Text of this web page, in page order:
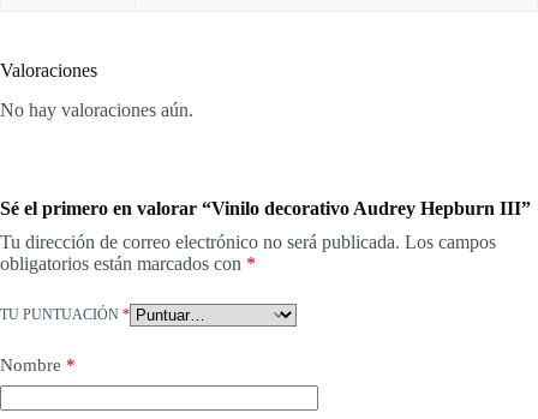
Valoraciones
No hay valoraciones aún.
Sé el primero en valorar “Vinilo decorativo Audrey Hepburn III”
Tu dirección de correo electrónico no será publicada. Los campos
obligatorios están marcados con *
TU PUNTUACIÓN *
Nombre *